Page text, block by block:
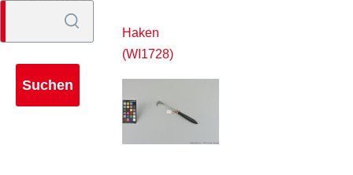
Haken
(WI1728)